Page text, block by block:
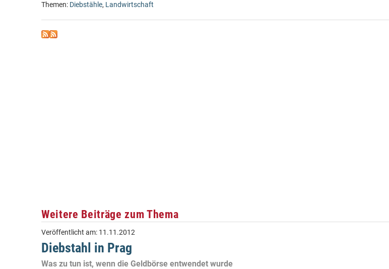
Themen: Diebstähle, Landwirtschaft
Weitere Beiträge zum Thema
Veröffentlicht am: 11.11.2012
Diebstahl in Prag
Was zu tun ist, wenn die Geldbörse entwendet wurde